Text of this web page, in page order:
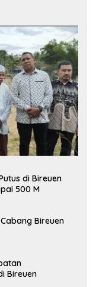
di Bireuen
500 M
Bireuen
Bireuen